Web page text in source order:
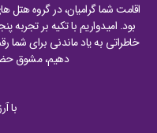
اقامت شما گرامیان، در گروه
بود. امیدواریم با تکیه بر
خاطراتی به یاد ماندنی برای شما
دهیم، مشوق
با